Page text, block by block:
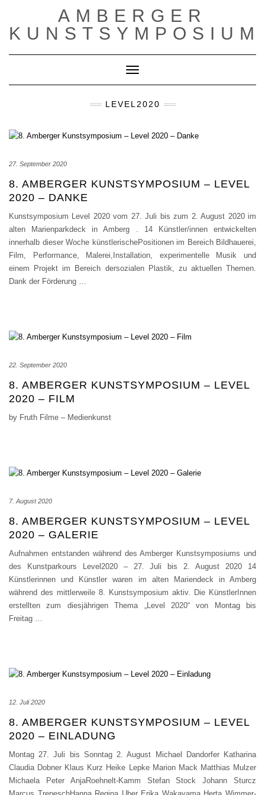
content
AMBERGER
KUNSTSYMPOSIUM
Toggle Navigation
LEVEL2020
27. September 2020
8. AMBERGER KUNSTSYMPOSIUM – LEVEL
2020 – DANKE
Kunstsymposium Level 2020 vom 27. Juli bis zum 2. August 2020 im
alten Marienparkdeck in Amberg . 14 Künstler/innen entwickelten
innerhalb dieser Woche künstlerischePositionen im Bereich Bildhauerei,
Film, Performance, Malerei,Installation, experimentelle Musik und
einem Projekt im Bereich dersozialen Plastik, zu aktuellen Themen.
Dank der Förderung …
22. September 2020
8. AMBERGER KUNSTSYMPOSIUM – LEVEL
2020 – FILM
by Fruth Filme – Medienkunst
7. August 2020
8. AMBERGER KUNSTSYMPOSIUM – LEVEL
2020 – GALERIE
Aufnahmen entstanden während des Amberger Kunstsymposiums und
des Kunstparkours Level2020 – 27. Juli bis 2. August 2020 14
Künstlerinnen und Künstler waren im alten Mariendeck in Amberg
während des mittlerweile 8. Kunstsymposium aktiv. Die KünstlerInnen
erstellten zum diesjährigen Thema „Level 2020“ von Montag bis
Freitag …
12. Juli 2020
8. AMBERGER KUNSTSYMPOSIUM – LEVEL
2020 – EINLADUNG
Montag 27. Juli bis Sonntag 2. August Michael Dandorfer Katharina
Claudia Dobner Klaus Kurz Heike Lepke Marion Mack Matthias Mulzer
Michaela Peter AnjaRoehnelt-Kamm Stefan Stock Johann Sturcz